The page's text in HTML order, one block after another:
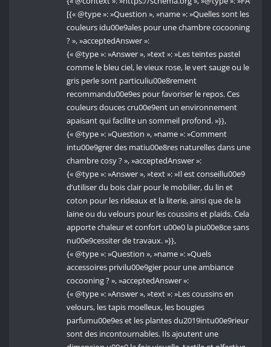
[{« @type »: »Question », »name »: »Quelles sont les
couleurs idu00e9ales pour une chambre cocooning
? », »acceptedAnswer »:
{« @type »: »Answer », »text »: »Les teintes pastel
comme le bleu ciel, le vieux rose, le vert sauge ou le
gris perle sont particuliu00e8rement
recommandu00e9es pour favoriser le repos. Ces
couleurs douces cru00e9ent un environnement
apaisant qui facilite un sommeil profond. »}},
{« @type »: »Question », »name »: »Comment
intu00e9grer des matiu00e8res naturelles dans une
chambre cosy ? », »acceptedAnswer »:
{« @type »: »Answer », »text »: »Il est conseillu00e9
d’utiliser du bois clair pour le mobilier, du lin et
coton pour les rideaux et la literie, ainsi que de la
laine ou du velours pour les coussins et plaids. Cela
apporte chaleur et confort u00e0 la piu00e8ce sans
nu00e9cessiter de travaux. »}},
{« @type »: »Question », »name »: »Quels
accessoires privilu00e9gier pour une ambiance
cocooning ? », »acceptedAnswer »:
{« @type »: »Answer », »text »: »Les coussins en
velours, les tapis moelleux, les bougies
parfumu00e9es et les plantes du2019intu00e9rieur
sont des incontournables. Ils ajoutent une